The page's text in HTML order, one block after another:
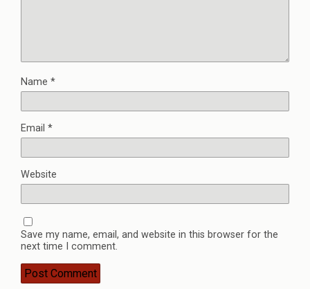
Name *
Email *
Website
Save my name, email, and website in this browser for the
next time I comment.